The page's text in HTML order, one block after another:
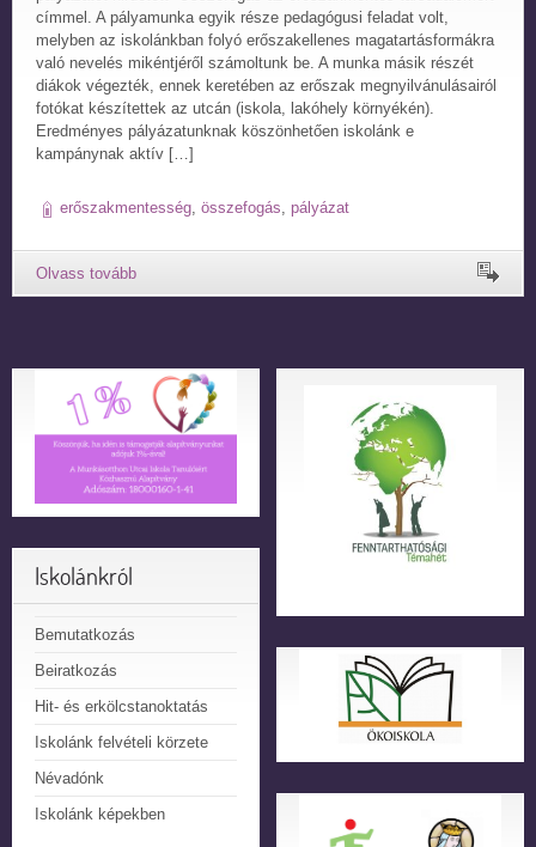
címmel. A pályamunka egyik része pedagógusi feladat volt,
melyben az iskolánkban folyó erőszakellenes magatartásformákra
való nevelés mikéntjéről számoltunk be. A munka másik részét
diákok végezték, ennek keretében az erőszak megnyilvánulásairól
fotókat készítettek az utcán (iskola, lakóhely környékén).
Eredményes pályázatunknak köszönhetően iskolánk e
kampánynak aktív […]
erőszakmentesség, összefogás, pályázat
Iskolánkról
Bemutatkozás
Beiratkozás
Hit- és erkölcstanoktatás
Iskolánk felvételi körzete
Névadónk
Iskolánk képekben